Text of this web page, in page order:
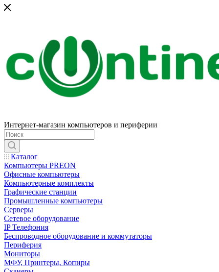
Интернет-магазин компьютеров и периферии
Каталог
Компьютеры PREON
Офисные компьютеры
Компьютерные комплекты
Графические станции
Промышленные компьютеры
Серверы
Сетевое оборудование
IP Телефония
Беспроводное оборудование и коммутаторы
Периферия
Мониторы
МФУ, Принтеры, Копиры